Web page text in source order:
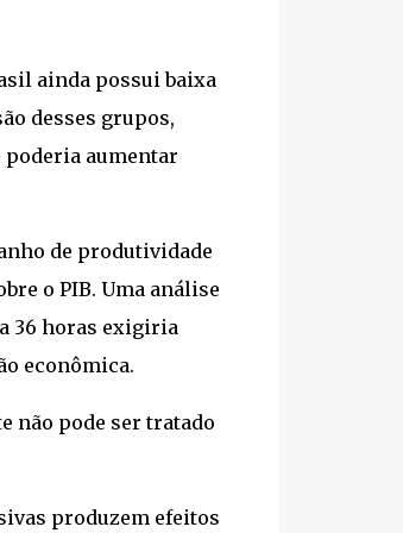
ainda possui baixa
desses grupos,
aumentar
de produtividade
o PIB. Uma análise
36 horas exigiria
econômica.
não pode ser tratado
produzem efeitos